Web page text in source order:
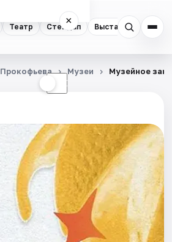
Театр Стендап Выставки
×
☾
Музеи Музейное